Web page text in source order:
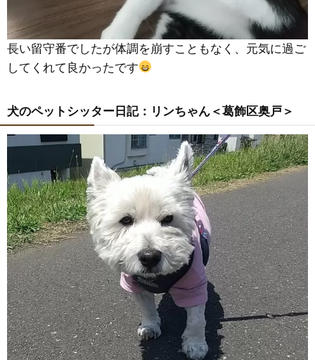
長い留守番でしたが体調を崩すこともなく、元気に過ご
してくれて良かったです
犬のペットシッター日記：リンちゃん＜葛飾区奥戸＞